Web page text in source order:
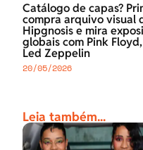
Catálogo de capas?
compra arquivo visual
Hipgnosis e mira
globais com Pink
Led Zeppelin
20/05/2026
Leia também...